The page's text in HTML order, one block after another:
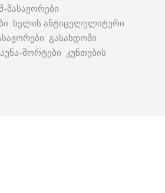
მასაჟორები
ხელის ანტიცელულიტური
გასახდომი
შორტები კუნთების